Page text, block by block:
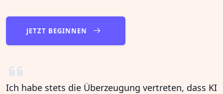
JETZT BEGINNEN
Ich habe stets die Überzeugung vertreten, dass KI